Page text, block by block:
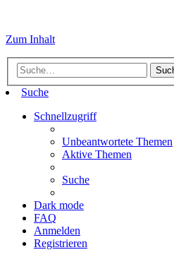
Zum Inhalt
Suche
Schnellzugriff
Unbeantwortete Themen
Aktive Themen
Suche
Dark mode
FAQ
Anmelden
Registrieren